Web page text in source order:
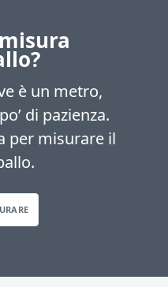
è un metro,
di pazienza.
per misurare il